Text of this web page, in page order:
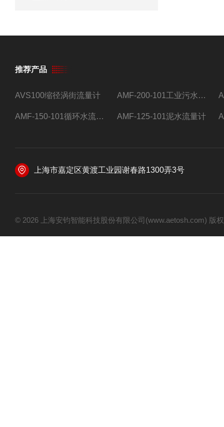
推荐产品
AVS100缩径涡街流量计 AMF-200-101工业污水流量计
AMF-150-101循环水流量计,电磁流量计 AMF-125-101泥水流量计
上海市嘉定区黄渡工业园谢春路1300弄3号
© 2026 上海安钧智能科技股份有限公司(www.aetosh.com)